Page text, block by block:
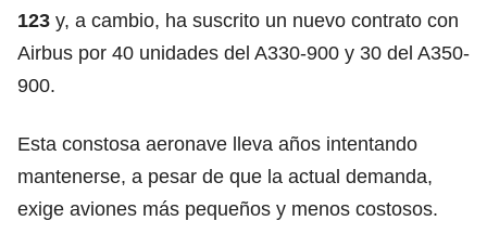
123 y, a cambio, ha suscrito un nuevo contrato con
Airbus por 40 unidades del A330-900 y 30 del A350-
900.
Esta constosa aeronave lleva años intentando
mantenerse, a pesar de que la actual demanda,
exige aviones más pequeños y menos costosos.